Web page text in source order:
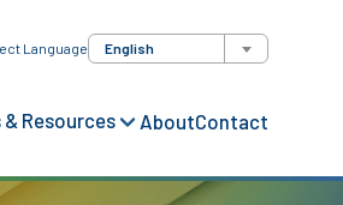
Language English
Resources AboutContact